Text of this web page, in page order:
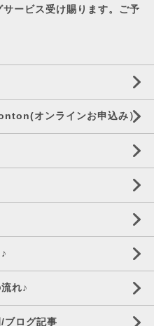
ービス受け賜ります。ご予
オンラインお申込み）
れ♪
ブログ記事